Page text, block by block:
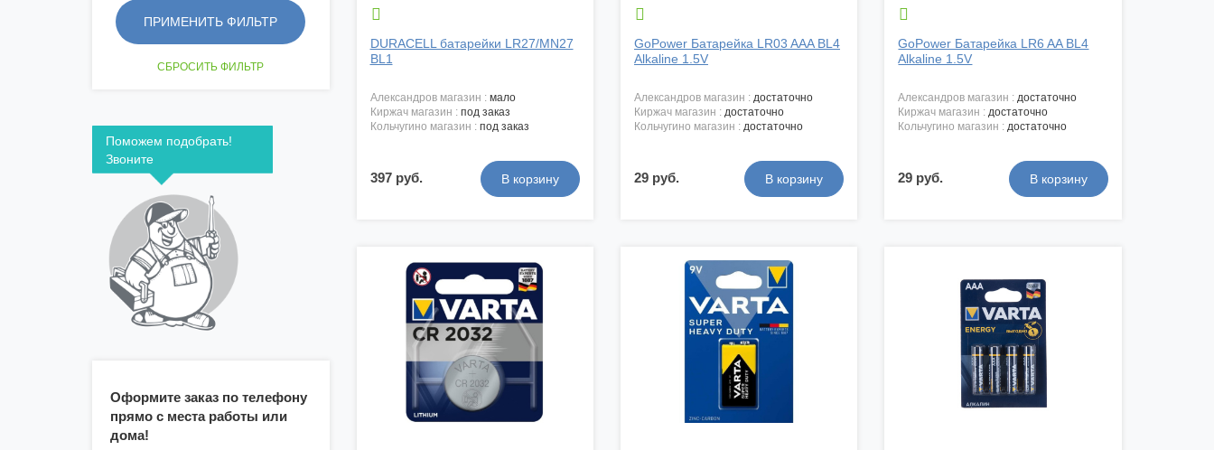
Поможем подобрать!
Звоните
Оформите заказ по телефону
прямо с места работы или
дома!

DURACELL батарейки LR27/MN27
BL1
александров магазин : мало
киржач магазин : под заказ
кольчугино магазин : под заказ
397 руб.

GoPower Батарейка LR03 AAA BL4
Alkaline 1.5V
александров магазин : достаточно
киржач магазин : достаточно
кольчугино магазин : достаточно
29 руб.

GoPower Батарейка LR6 AA BL4
Alkaline 1.5V
александров магазин :достаточно
киржач магазин :достаточно
кольчугино магазин :достаточно
29 руб.